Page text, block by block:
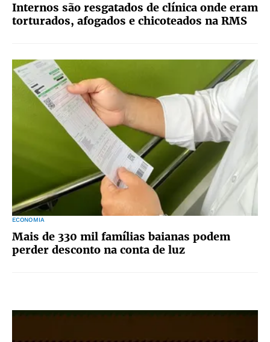
Internos são resgatados de clínica onde eram
torturados, afogados e chicoteados na RMS
ECONOMIA
Mais de 330 mil famílias baianas podem
perder desconto na conta de luz